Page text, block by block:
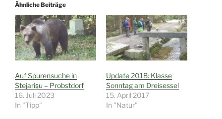
Ähnliche Beiträge
Auf Spurensuche in
Stejarişu – Probstdorf
16. Juli 2023
In "Tipp"
Update 2018: Klasse
Sonntag am Dreisessel
15. April 2017
In "Natur"